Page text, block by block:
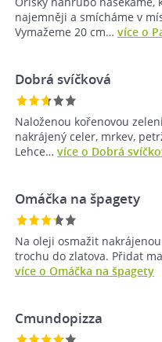
najemněji a smícháme v
Vymažeme 20 cm… více o
Dobrá svíčková
Naloženou kořenovou
nakrájený celer, mrkev,
Lehce… více o Dobrá
Omáčka na špagety
Na oleji osmažit
trochu do zlatova. Přidat
více o Omáčka na špagety
Cmundopizza